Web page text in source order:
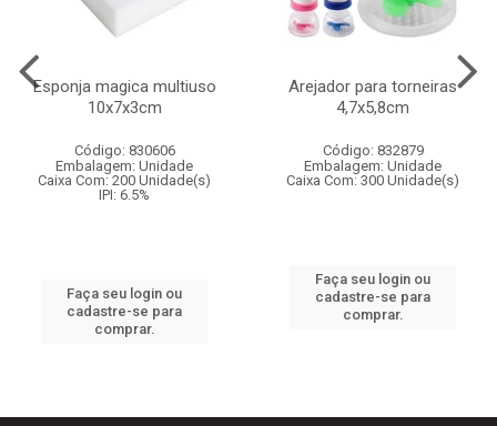
Esponja magica multiuso
10x7x3cm
Código: 830606
Embalagem: Unidade
Caixa Com: 200 Unidade(s)
IPI: 6.5%
Faça seu login ou
cadastre-se para
comprar.
Arejador para torneiras
4,7x5,8cm
Código: 832879
Embalagem: Unidade
Caixa Com: 300 Unidade(s)
Faça seu login ou
cadastre-se para
comprar.